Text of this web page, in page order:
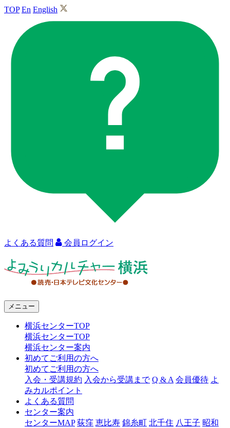
TOP En English
よくある質問 会員ログイン
ャ
メニュー
横浜センターTOP
横浜センターTOP
横浜センター案内
初めてご利用の方へ
初めてご利用の方へ
入会・受講規約 入会から受講まで Q & A 会員優待 よ
みカルポイント
よくある質問
センター案内
センターMAP 荻窪 恵比寿 錦糸町 北千住 八王子 昭和